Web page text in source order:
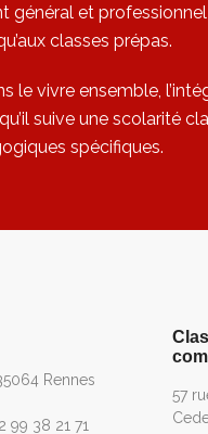
général et
classes prépas.
le vivre ensemble,
suive une scolarité
spécifiques.
Rennes
99 38 21 71
57